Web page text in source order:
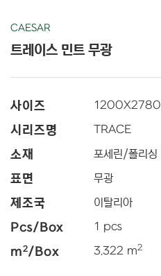
CAESAR
트레이스 민트 무광
사이즈 1200X2780
시리즈명 TRACE
소재 포세린/폴리싱
표면 무광
제조국 이탈리아
Pcs/Box 1 pcs
m2/Box 3.322 m2